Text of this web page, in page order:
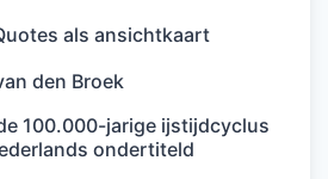
als ansichtkaart
den Broek
100.000-jarige ijstijdcyclus
ondertiteld